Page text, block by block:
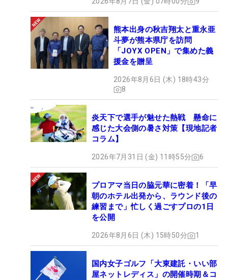
熊本出身の秋吉翔太と重永亜
斗夢が熊本県庁を訪問
「JOYX OPEN」で集めた義
援金を贈呈
2026年8月6日 (木) 18時43分
8
炎天下で選手が魅せた熱戦 懸命に
感じた大会側の暑さ対策【現地記者
コラム】
2026年7月31日 (金) 11時55分 6
プロアマ当日の脇元華に密着！「早
朝のホテル出発から、ラウンド後の
練習まで」忙しく過ごすプロの1日
を公開
2026年8月6日 (木) 15時50分 1
国内女子ゴルフ「大東建託・いい部
屋ネットレディス」の開催時期＆コ